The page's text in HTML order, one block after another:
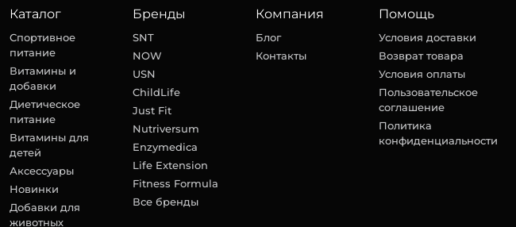
Каталог
Спортивное
питание
Витамины и
добавки
Диетическое
питание
Витамины для
детей
Аксессуары
Новинки
Добавки для
животных
Бренды
SNT
NOW
USN
ChildLife
Just Fit
Nutriversum
Enzymedica
Life Extension
Fitness Formula
Все бренды
Компания
Блог
Контакты
Помощь
Условия доставки
Возврат товара
Условия оплаты
Пользовательское
соглашение
Политика
конфиденциальности